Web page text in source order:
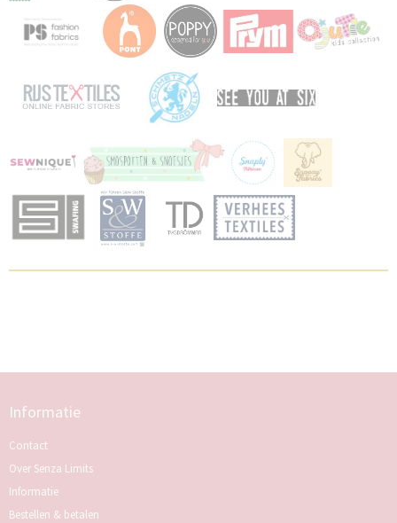
Informatie
Contact
Over Senza Limits
Informatie
Bestellen & betalen